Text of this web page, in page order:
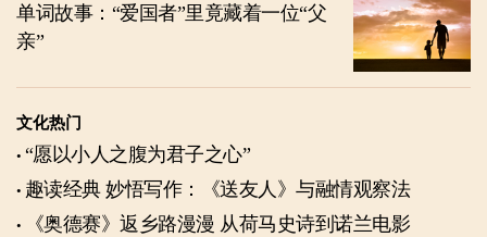
单词故事：“爱国者”里竟藏着一位“父
亲”
文化热门
“愿以小人之腹为君子之心”
趣读经典 妙悟写作：《送友人》与融情观察法
《奥德赛》返乡路漫漫 从荷马史诗到诺兰电影